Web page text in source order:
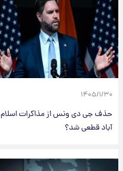
۱۴۰۵/۱/۳۰
حذف جی دی ونس از مذاکرات اسلام
آباد قطعی شد؟